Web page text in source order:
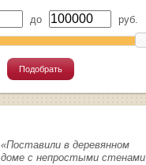
до руб.
Подобрать
«Поставили в деревянном
доме с непростыми стенами